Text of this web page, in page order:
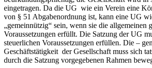
eingetragen. Da die UG wie ein Verein eine
von § 51 Abgabenordnung ist, kann eine UG
„gemeinnützig“ sein, wenn sie die allgemeinen
Voraussetzungen erfüllt. Die Satzung der UG
steuerlichen Voraussetzungen erfüllen. Die –
Geschäftstätigkeit der Gesellschaft muss sich
durch die Satzung vorgegebenen Rahmen